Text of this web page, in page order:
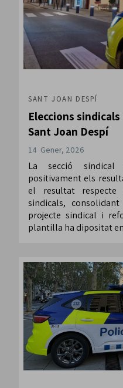
SANT JOAN DESPÍ
Eleccions
Sant Joan Despí
14 Gener, 2026
La secció sindical
positivament els
el resultat respecte
sindicals,
projecte sindical i
plantilla ha dipositat